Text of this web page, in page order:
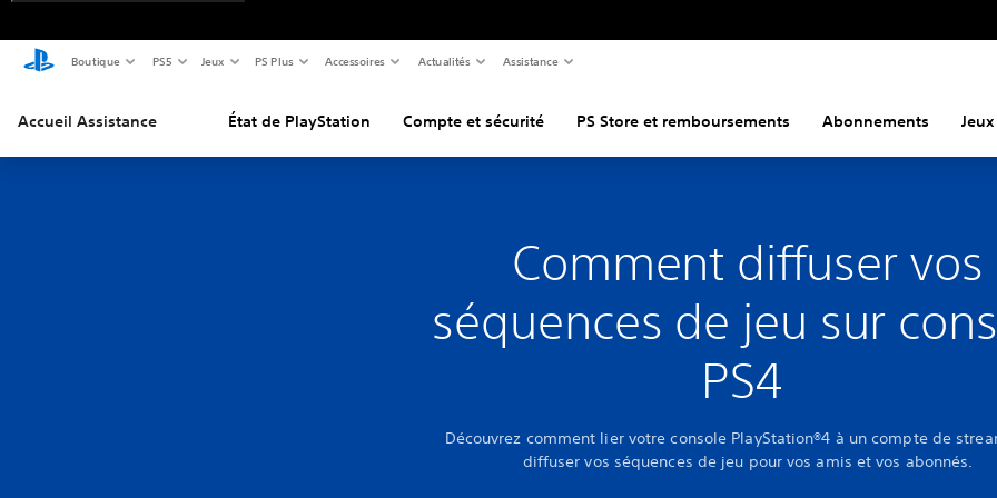
Boutique PS5 Jeux PS Plus Accessoires Actualités Assistance
Accueil Assistance État de PlayStation Compte et sécurité PS Store et remboursements Abonnements Jeux
Comment diffuser vos
séquences de jeu sur
PS4
Découvrez comment lier votre console PlayStation®4 à un compte de
diffuser vos séquences de jeu pour vos amis et vos abonnés.